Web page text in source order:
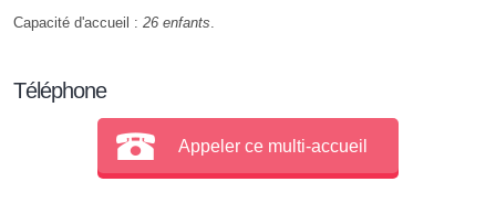
Capacité d'accueil : 26 enfants.
Téléphone
Appeler ce multi-accueil